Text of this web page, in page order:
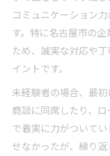
コミュニケーション
す。特に名古屋市の
ため、誠実な対応や
イントです。
未経験者の場合、最
商談に同席したり、
で着実に力がついて
せなかったが、繰り